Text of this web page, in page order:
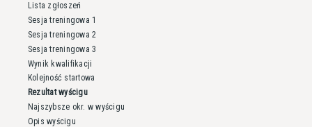
Lista zgłoszeń
Sesja treningowa 1
Sesja treningowa 2
Sesja treningowa 3
Wynik kwalifikacji
Kolejność startowa
Rezultat wyścigu
Najszybsze okr. w wyścigu
Opis wyścigu